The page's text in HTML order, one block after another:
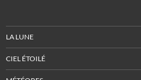
LA LUNE
CIEL ÉTOILÉ